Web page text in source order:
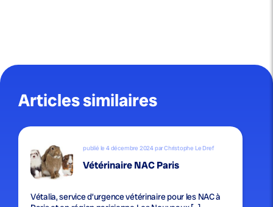
Articles similaires
publié le 4 décembre 2024 par Christophe Le Dref
Vétérinaire NAC Paris
Vétalia, service d’urgence vétérinaire pour les NAC à